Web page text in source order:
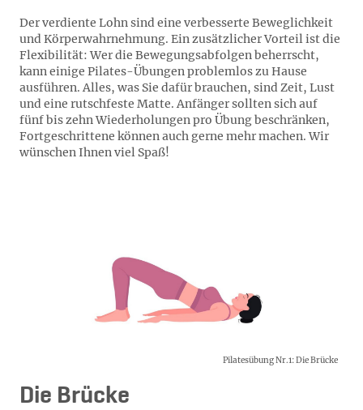
Der verdiente Lohn sind eine verbesserte Beweglichkeit
und Körperwahrnehmung. Ein zusätzlicher Vorteil ist die
Flexibilität: Wer die Bewegungsabfolgen beherrscht,
kann einige Pilates-Übungen problemlos zu Hause
ausführen. Alles, was Sie dafür brauchen, sind Zeit, Lust
und eine rutschfeste Matte. Anfänger sollten sich auf
fünf bis zehn Wiederholungen pro Übung beschränken,
Fortgeschrittene können auch gerne mehr machen. Wir
wünschen Ihnen viel Spaß!
Pilatesübung Nr.1: Die Brücke
Die Brücke